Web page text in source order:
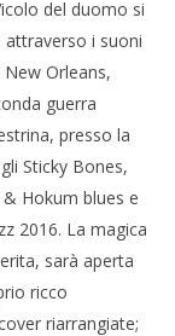
del duomo si
attraverso i suoni
Orleans,
guerra
presso la
Sticky Bones,
Hokum blues e
2016. La magica
sarà aperta
ricco
riarrangiate;